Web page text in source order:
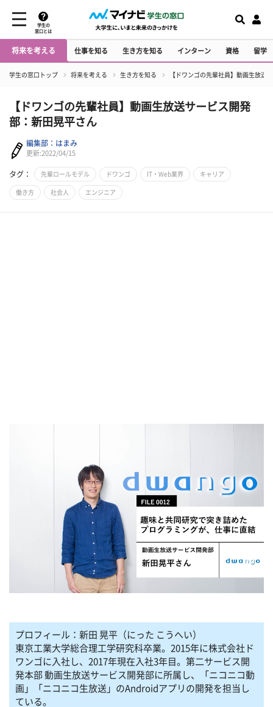
学生の
窓口とは
将来を考える 仕事を知る 生き方を知る インターン 資格 留学
学生の窓口トップ 将来を考える 生き方を知る 【ドワンゴの先輩社員】動画生放送
【ドワンゴの先輩社員】動画生放送サービス開発
部：新田晃平さん
編集部：はまみ
更新:2022/04/15
タグ： 先輩ロールモデル ドワンゴ IT・Web業界 キャリア
働き方 社会人 エンジニア
プロフィール：新田 晃平（にった こうへい）
東京工業大学総合理工学研究科卒業。2015年に株式会社ド
ワンゴに入社し、2017年現在入社3年目。第二サービス開
発本部 動画生放送サービス開発部に所属し、「ニコニコ動
画」「ニコニコ生放送」のAndroidアプリの開発を担当し
ている。